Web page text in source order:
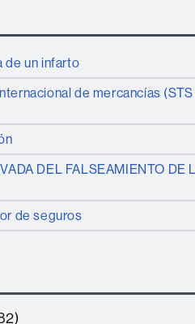
de un infarto
de mercancías
DEL FALSEAMIENTO DE
de seguros